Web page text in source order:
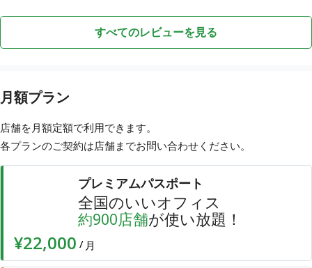
すべてのレビューを見る
月額プラン
店舗を月額定額で利用できます。
各プランのご契約は店舗までお問い合わせ ください。
プレミアムパスポート
全国のいいオフィス
約900店舗が使い放題！
¥22,000 / 月